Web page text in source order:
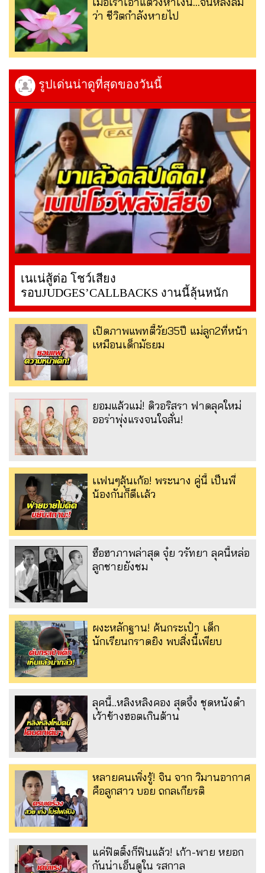
ว่า ชีวิตกำลังหายไป
รูปเด่นน่าดูที่สุดของวันนี้
เนเน่สู้ต่อ โชว์เสียง
รอบJUDGES’CALLBACKS งานนี้ลุ้นหนัก
เปิดภาพแพทตี้วัย35ปี แม่ลูก2ที่หน้า
เหมือนเด็กมัธยม
ยอมแล้วแม่! ดิวอริสรา ฟาดลุคใหม่
ออร่าพุ่งแรงจนใจสั่น!
เเฟนๆลุ้นเก้อ! พระนาง คู่นี้ เป็นพี่
น้องกันก็ดีเเล้ว
ฮือฮาภาพล่าสุด จุ๋ย วรัทยา ลุคนี้หล่อ
ลูกชายยังชม
ผงะหลักฐาน! ค้นกระเป๋า เด็ก
นักเรียนกราดยิง พบสิ่งนี้เพียบ
ลุคนี้..หลิงหลิงคอง สุดจึ้ง ชุดหนังดำ
เว้าข้างฮอตเกินต้าน
หลายคนเพิ่งรู้! จิน จาก วิมานอากาศ
คือลูกสาว บอย ถกลเกียรติ
แค่ฟิตติ้งก็ฟินแล้ว! เก้า-พาย หยอก
กันน่าเอ็นดูใน รสกาล